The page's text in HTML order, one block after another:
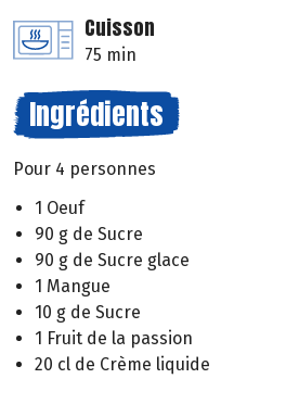
Cuisson
75 min
Ingrédients
Pour 4 personnes
1 Oeuf
90 g de Sucre
90 g de Sucre glace
1 Mangue
10 g de Sucre
1 Fruit de la passion
20 cl de Crème liquide